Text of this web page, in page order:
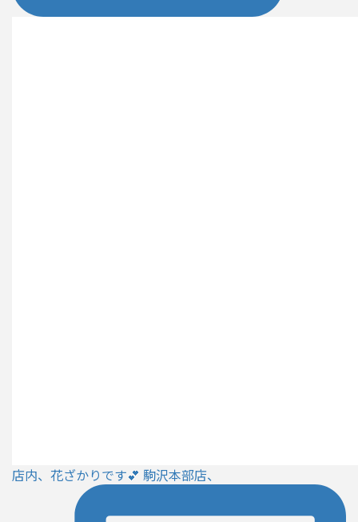
店内、花ざかりです💕 駒沢本部店、